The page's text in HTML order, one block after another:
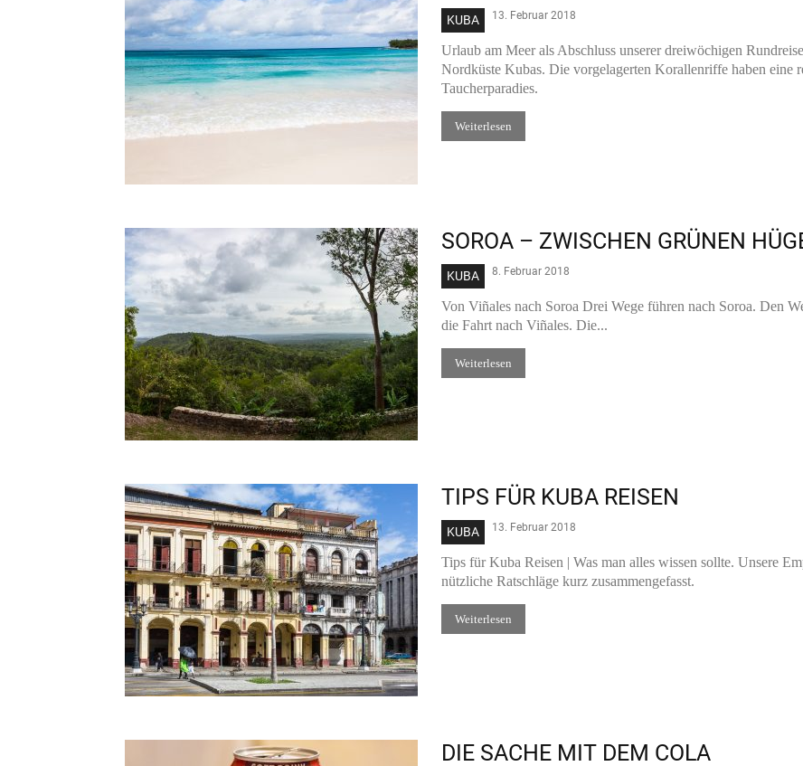
KUBA 13. Februar 2018
Urlaub am Meer als Abschluss unserer dreiwöchigen
Nordküste Kubas. Die vorgelagerten Korallenriffe haben eine
Taucherparadies.
Weiterlesen
SOROA – ZWISCHEN GRÜNEN
KUBA 8. Februar 2018
Von Viñales nach Soroa Drei Wege führen nach Soroa. Den
die Fahrt nach Viñales. Die...
Weiterlesen
TIPS FÜR KUBA REISEN
KUBA 13. Februar 2018
Tips für Kuba Reisen | Was man alles wissen sollte. Unsere
nützliche Ratschläge kurz zusammengefasst.
Weiterlesen
DIE SACHE MIT DEM COLA